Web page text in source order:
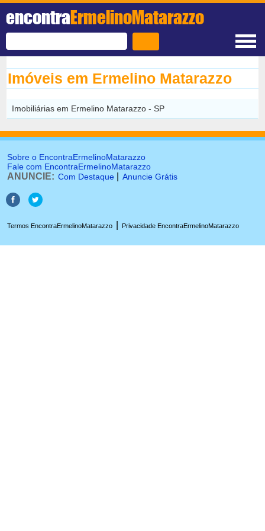
encontraErmelinoMatarazzo
Imóveis em Ermelino Matarazzo
Imobiliárias em Ermelino Matarazzo - SP
Sobre o EncontraErmelinoMatarazzo
Fale com EncontraErmelinoMatarazzo
ANUNCIE: Com Destaque Anuncie Grátis
Termos EncontraErmelinoMatarazzo Privacidade EncontraErmelinoMatarazzo